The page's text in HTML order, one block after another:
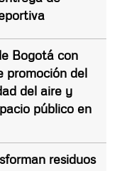
Bogotá con
promoción del
del aire y
público en
residuos